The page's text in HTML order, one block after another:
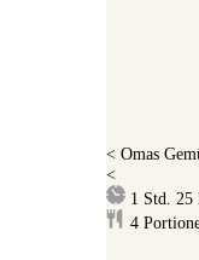
< Omas
<
1 Stunde
Std. 25
4